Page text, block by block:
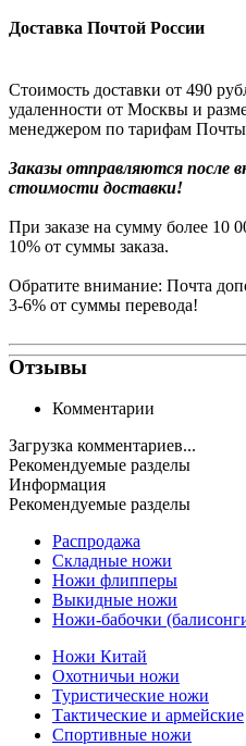
Доставка Почтой России
Стоимость доставки от 490
удаленности от Москвы и
менеджером по тарифам
Заказы отправляются после
стоимости доставки!
При заказе на сумму более 10
10% от суммы заказа.
Обратите внимание: Почта
3-6% от суммы перевода!
Отзывы
Комментарии
Загрузка комментариев...
Рекомендуемые разделы
Информация
Рекомендуемые разделы
Распродажа
Складные ножи
Ножи флипперы
Выкидные ножи
Ножи-бабочки
Ножи Китай
Охотничьи ножи
Туристические ножи
Тактические и армейские
Спортивные ножи